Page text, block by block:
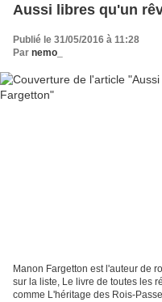
Aussi libres qu'un
Publié le 31/05/2016 à 11:28
Par nemo_
Manon Fargetton est l'auteur de
sur la liste, Le livre de toutes les
comme L'héritage des Rois-